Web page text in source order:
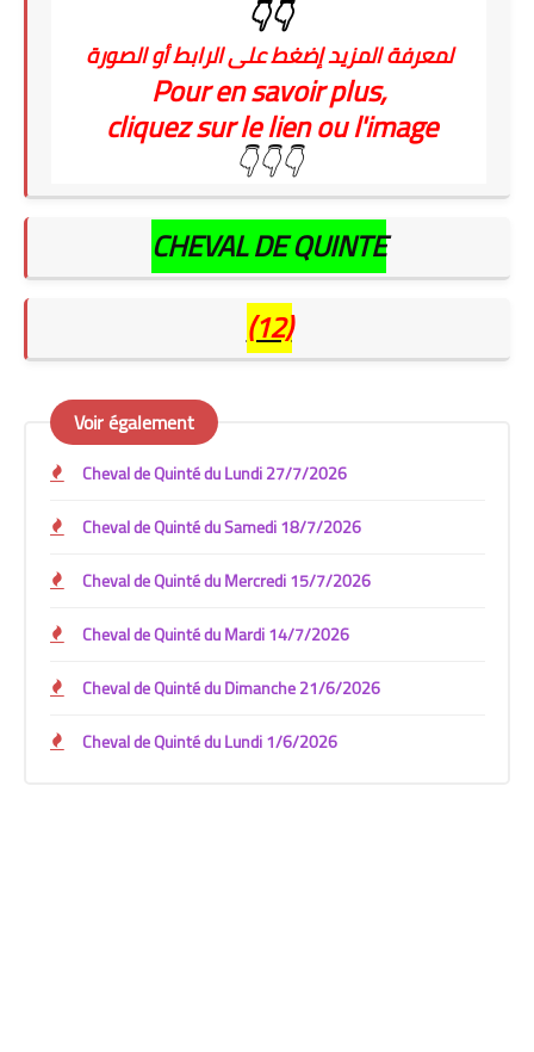
👇👇
لمعرفة المزيد إضغط على الرابط أو الصورة
Pour en savoir plus,
cliquez sur le lien ou l'image
👇👇👇
CHEVAL DE QUINTE
(12)
Voir également
Cheval de Quinté du Lundi 27/7/2026
Cheval de Quinté du Samedi 18/7/2026
Cheval de Quinté du Mercredi 15/7/2026
Cheval de Quinté du Mardi 14/7/2026
Cheval de Quinté du Dimanche 21/6/2026
Cheval de Quinté du Lundi 1/6/2026